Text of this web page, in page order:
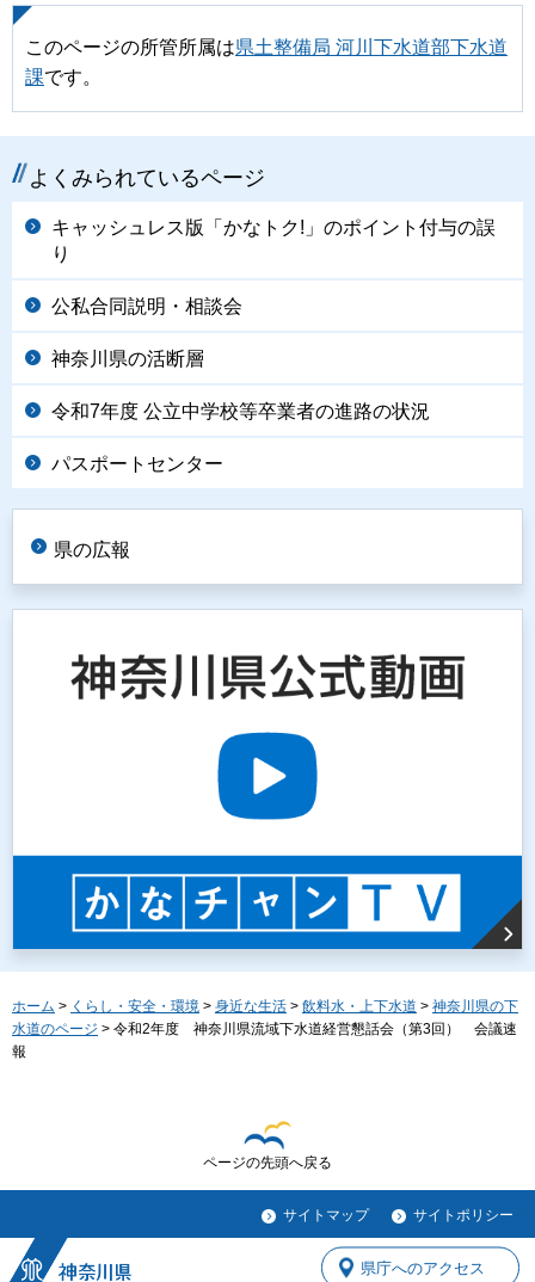
このページの所管所属は県土整備局 河川下水道部下水道
課です。
よくみられているページ
キャッシュレス版「かなトク!」のポイント付与の誤
り
公私合同説明・相談会
神奈川県の活断層
令和7年度 公立中学校等卒業者の進路の状況
パスポートセンター
県の広報
ホーム > くらし・安全・環境 > 身近な生活 > 飲料水・上下水道 > 神奈川県の下
水道のページ > 令和2年度 神奈川県流域下水道経営懇話会（第3回） 会議速
報
ページの先頭へ戻る
サイトマップ サイトポリシー
県庁へのアクセス